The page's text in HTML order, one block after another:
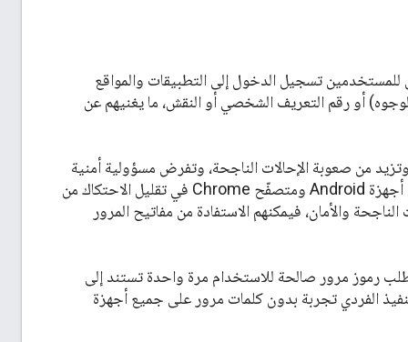
للمستخدمين تسجيل الدخول إلى التطبيقات والمواقع
أو رقم التعريف الشخصي أو النقش، ما يغنيهم عن
من صعوبة الإحالات الناجحة، وتفرض مسؤولية أمنية
على كل من المستخدمين والمطوّرين. تساهم خدمة "مدير كلمات المرور في Google" على أجهزة Android ومتصفّح Chrome في تقليل الاحتكاك من
والأمان، فيمكنهم الاستفادة من مفاتيح المرور
رموز مرور صالحة للاستخدام مرة واحدة تستند إلى
الفردي تجربة بدون كلمات مرور على جميع أجهزة